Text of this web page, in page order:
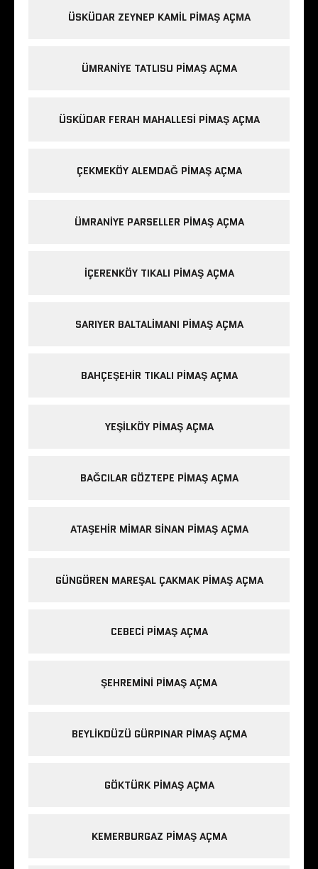
ÜSKÜDAR ZEYNEP KAMIL PIMAŞ AÇMA
ÜMRANIYE TATLISU PIMAŞ AÇMA
ÜSKÜDAR FERAH MAHALLESI PIMAŞ AÇMA
ÇEKMEKÖY ALEMDAĞ PIMAŞ AÇMA
ÜMRANIYE PARSELLER PIMAŞ AÇMA
IÇERENKÖY TIKALI PIMAŞ AÇMA
SARIYER BALTALIMANI PIMAŞ AÇMA
BAHÇEŞEHIR TIKALI PIMAŞ AÇMA
YEŞILKÖY PIMAŞ AÇMA
BAĞCILAR GÖZTEPE PIMAŞ AÇMA
ATAŞEHIR MIMAR SINAN PIMAŞ AÇMA
GÜNGÖREN MAREŞAL ÇAKMAK PIMAŞ AÇMA
CEBECI PIMAŞ AÇMA
ŞEHREMINI PIMAŞ AÇMA
BEYLIKDÜZÜ GÜRPINAR PIMAŞ AÇMA
GÖKTÜRK PIMAŞ AÇMA
KEMERBURGAZ PIMAŞ AÇMA